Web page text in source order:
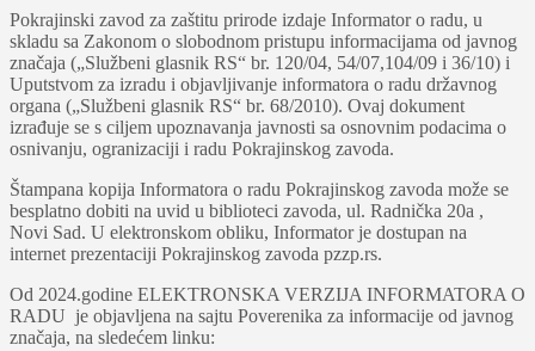
Pokrajinski zavod za zaštitu prirode izdaje Informator o radu, u
skladu sa Zakonom o slobodnom pristupu informacijama od javnog
značaja („Službeni glasnik RS“ br. 120/04, 54/07,104/09 i 36/10) i
Uputstvom za izradu i objavljivanje informatora o radu državnog
organa („Službeni glasnik RS“ br. 68/2010). Ovaj dokument
izrađuje se s ciljem upoznavanja javnosti sa osnovnim podacima o
osnivanju, ogranizaciji i radu Pokrajinskog zavoda.
Štampana kopija Informatora o radu Pokrajinskog zavoda može se
besplatno dobiti na uvid u biblioteci zavoda, ul. Radnička 20a ,
Novi Sad. U elektronskom obliku, Informator je dostupan na
internet prezentaciji Pokrajinskog zavoda pzzp.rs.
Od 2024.godine ELEKTRONSKA VERZIJA INFORMATORA O
RADU je objavljena na sajtu Poverenika za informacije od javnog
značaja, na sledećem linku: